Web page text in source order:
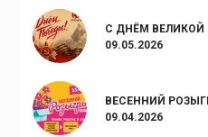
С ДНЁМ
09.05.2026
ВЕСЕННИЙ
09.04.2026